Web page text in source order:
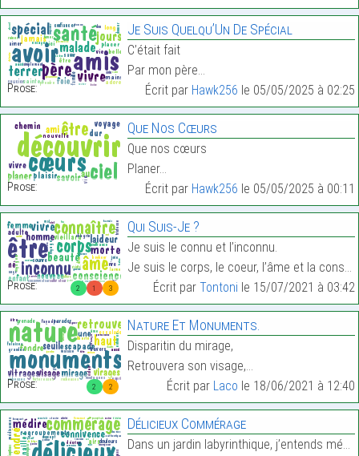
Prose:
Je Suis Quelqu’Un De Spécial
C’était fait
Par mon père…
Écrit par Hawk256 le 05/05/2025 à 02:25
Prose:
Que Nos Cœurs
Que nos cœurs
Planer…
Écrit par Hawk256 le 05/05/2025 à 00:11
2 1 3
Prose:
Qui Suis-Je ?
Je suis le connu et l’inconnu.
Je suis le corps, le coeur, l’âme et la conscience…
Écrit par Tontoni le 15/07/2021 à 03:42
2 2
Prose:
Nature Et Monuments.
Disparitin du mirage,
Retrouvera son visage,…
Écrit par Laco le 18/06/2021 à 12:40
Délicieux Commérage
Dans un jardin labyrinthique, j’entends médire par